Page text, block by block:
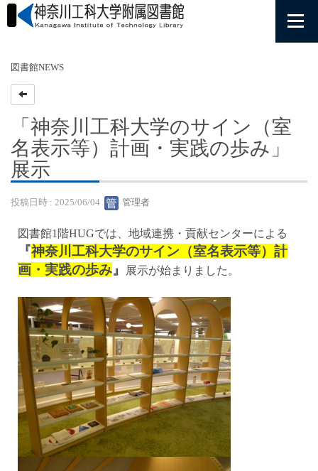
図書館NEWS
「神奈川工科大学のサイン（室
名表示等）計画・実践の歩み」
展示
投稿日時 : 2025/06/04 管理者
図書館1階HUGでは、地域連携・貢献センターによる
『神奈川工科大学のサイン（室名表示等）計
画・実践の歩み 』 展示が始まりました。